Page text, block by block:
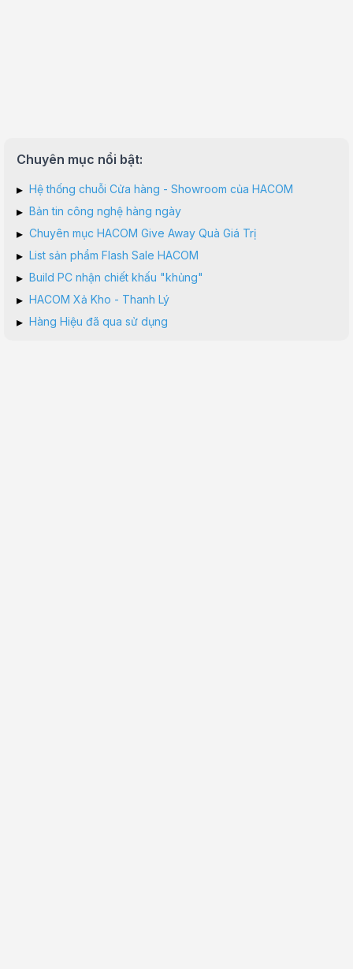
Chuyên mục nổi bật:
▸ Hệ thống chuỗi Cửa hàng - Showroom của HACOM
▸ Bản tin công nghệ hàng ngày
▸ Chuyên mục HACOM Give Away Quà Giá Trị
▸ List sản phẩm Flash Sale HACOM
▸ Build PC nhận chiết khấu "khủng"
▸ HACOM Xả Kho - Thanh Lý
▸ Hàng Hiệu đã qua sử dụng